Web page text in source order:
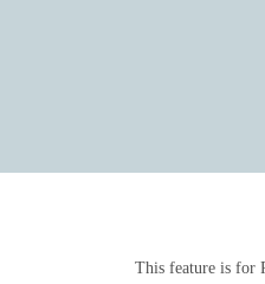
This feature is for